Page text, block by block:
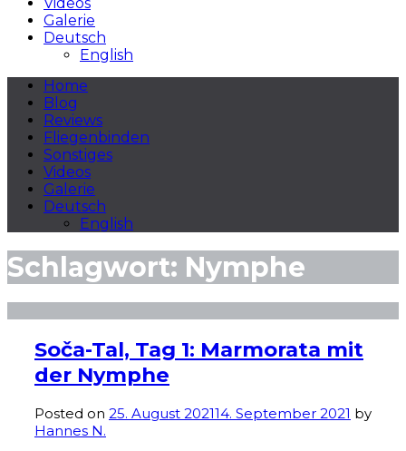
Galerie
Deutsch
English
Home
Blog
Reviews
Fliegenbinden
Sonstiges
Videos
Galerie
Deutsch
English
Schlagwort: Nymphe
Soča-Tal, Tag 1: Marmorata mit
der Nymphe
Posted on 25. August 202114. September 2021 by
Hannes N.